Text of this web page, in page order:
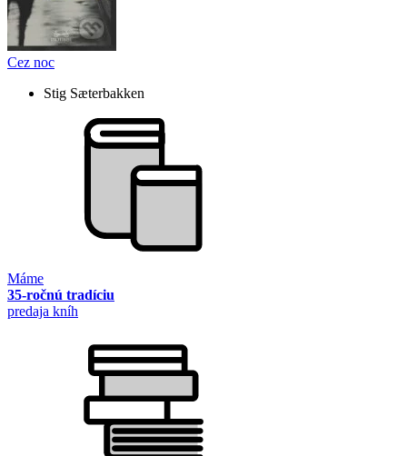
Cez noc
Stig Sæterbakken
Máme
35-ročnú tradíciu
predaja kníh